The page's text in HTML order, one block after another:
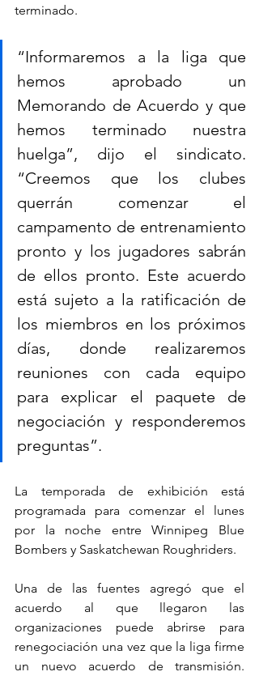
terminado.
“Informaremos a la liga que
hemos aprobado un
Memorando de Acuerdo y que
hemos terminado nuestra
huelga”, dijo el sindicato.
“Creemos que los clubes
querrán comenzar el
campamento de entrenamiento
pronto y los jugadores sabrán
de ellos pronto. Este acuerdo
está sujeto a la ratificación de
los miembros en los próximos
días, donde realizaremos
reuniones con cada equipo
para explicar el paquete de
negociación y responderemos
preguntas”.
La temporada de exhibición está
programada para comenzar el lunes
por la noche entre Winnipeg Blue
Bombers y Saskatchewan Roughriders.
Una de las fuentes agregó que el
acuerdo al que llegaron las
organizaciones puede abrirse para
renegociación una vez que la liga firme
un nuevo acuerdo de transmisión.